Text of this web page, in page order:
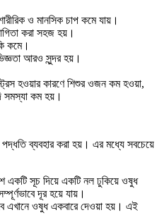
ও মানসিক চাপ কমে যায়।
করা সহজ হয়।
কমে।
আরও সুন্দর হয়।
হওয়ার কারণে শিশুর ওজন কম হওয়া,
সমস্যা কম হয়।
ব্যবহার করা হয়। এর মধ্যে সবচেয়ে
একটি সূচ দিয়ে একটি নল ঢুকিয়ে ওষুধ
দূর হয়ে যায়।
এখানে ওষুধ একবারে দেওয়া হয়। এই